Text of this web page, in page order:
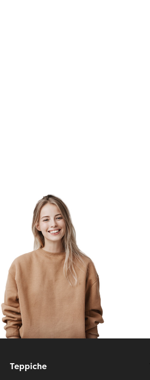
Teppiche